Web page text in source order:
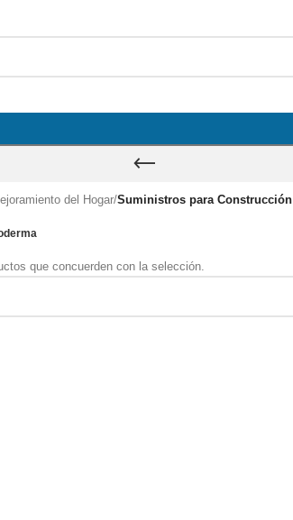
del Hogar/Suministros para Construcción
que concuerden con la selección.